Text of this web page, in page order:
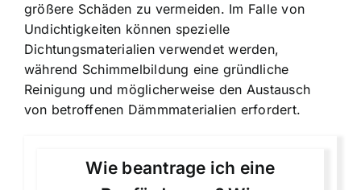
größere Schäden zu vermeiden. Im Falle von
Undichtigkeiten können spezielle
Dichtungsmaterialien verwendet werden,
während Schimmelbildung eine gründliche
Reinigung und möglicherweise den Austausch
von betroffenen Dämmmaterialien erfordert.
Wie beantrage ich eine